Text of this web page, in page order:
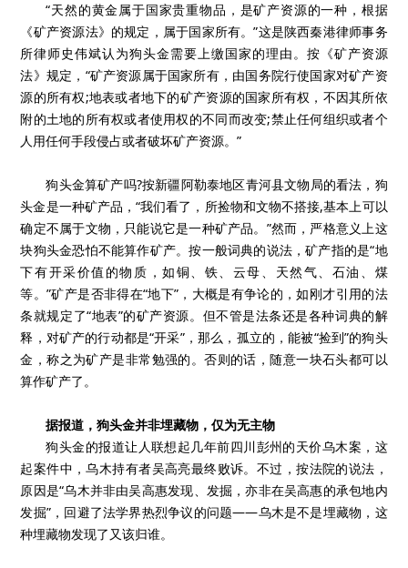
“天然的黄金属于国家贵重物品，是矿产资源的一种，根据
《矿产资源法》的规定，属于国家所有。”这是陕西秦港律师事务
所律师史伟斌认为狗头金需要上缴国家的理由。按《矿产资源
法》规定，“矿产资源属于国家所有，由国务院行使国家对矿产资
源的所有权;地表或者地下的矿产资源的国家所有权，不因其所依
附的土地的所有权或者使用权的不同而改变;禁止任何组织或者个
人用任何手段侵占或者破坏矿产资源。”
狗头金算矿产吗?按新疆阿勒泰地区青河县文物局的看法，狗
头金是一种矿产品，“我们看了，所捡物和文物不搭接,基本上可以
确定不属于文物，只能说它是一种矿产品。”然而，严格意义上这
块狗头金恐怕不能算作矿产。按一般词典的说法，矿产指的是“地
下有开采价值的物质，如铜、铁、云母、天然气、石油、煤
等。”矿产是否非得在“地下”，大概是有争论的，如刚才引用的法
条就规定了“地表”的矿产资源。但不管是法条还是各种词典的解
释，对矿产的行动都是“开采”，那么，孤立的，能被“捡到”的狗头
金，称之为矿产是非常勉强的。否则的话，随意一块石头都可以
算作矿产了。
据报道，狗头金并非埋藏物，仅为无主物
狗头金的报道让人联想起几年前四川彭州的天价乌木案，这
起案件中，乌木持有者吴高亮最终败诉。不过，按法院的说法，
原因是“乌木并非由吴高惠发现、发掘，亦非在吴高惠的承包地内
发掘”，回避了法学界热烈争议的问题——乌木是不是埋藏物，这
种埋藏物发现了又该归谁。